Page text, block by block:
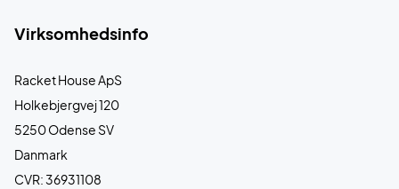
Virksomhedsinfo
Racket House ApS
Holkebjergvej 120
5250 Odense SV
Danmark
CVR: 36931108